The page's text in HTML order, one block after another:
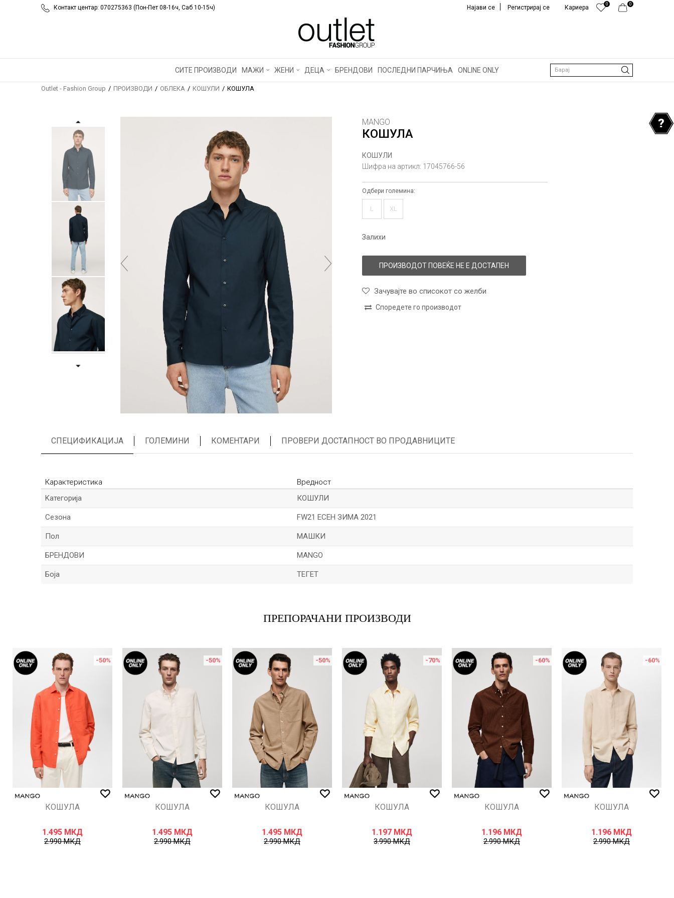
Контакт центар: 070275363 (Пон-Пет 08-16ч, Саб 10-15ч) 0
0
Кариера
Најави се Регистрирај се
СИТЕ ПРОИЗВОДИ МАЖИ ЖЕНИ ДЕЦА БРЕНДОВИ ПОСЛЕДНИ ПАРЧИЊА ONLINE ONLY Барај
Outlet - Fashion Group ПРОИЗВОДИ ОБЛЕКА КОШУЛИ КОШУЛА
MANGO
КОШУЛА
КОШУЛИ
Шифра на артикл: 17045766-56
Одбери големина:
L XL
Залихи
ПРОИЗВОДОТ ПОВЕЌЕ НЕ Е ДОСТАПЕН
Зачувајте во списокот со желби
Споредете го производот
СПЕЦИФИКАЦИЈА ГОЛЕМИНИ КОМЕНТАРИ ПРОВЕРИ ДОСТАПНОСТ ВО ПРОДАВНИЦИТЕ
Карактеристика
Вредност
Kатегорија
КОШУЛИ
Сезона FW21 ЕСЕН ЗИМА 2021
Пол МАШКИ
БРЕНДОВИ MANGO
Боја ТЕГЕТ
ИСПРАТИ
ПРЕПОРАЧАНИ ПРОИЗВОДИ
-50%
КОШУЛА
1.495 МКД
2.990МКД
-50%
КОШУЛА
1.495 МКД
2.990МКД
-50%
КОШУЛА
1.495 МКД
2.990МКД
-70%
КОШУЛА
1.197 МКД
3.990МКД
-60%
КОШУЛА
1.196 МКД
2.990МКД
-60%
КОШУЛА
1.196 МКД
2.990МКД